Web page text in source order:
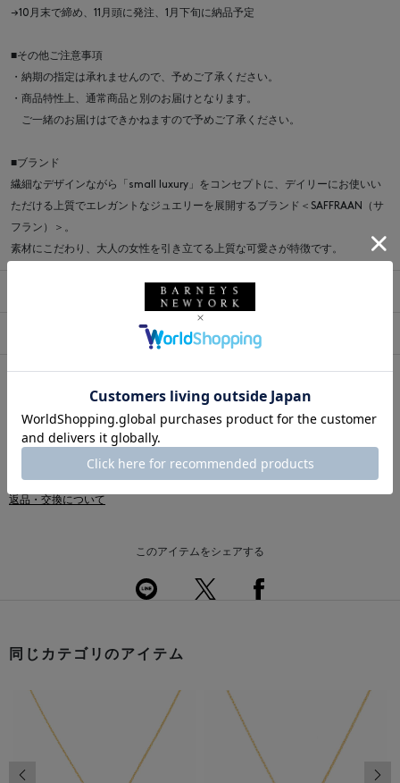
→10月末で締め、11月頭に発注、1月下旬に納品予定
■その他ご注意事項
・納期の指定は承れませんので、予めご了承ください。
・商品特性上、通常商品と別のお届けとなります。
ご一緒のお届けはできかねますので予めご了承ください。
■ブランド
繊細なデザインながら「small luxury」をコンセプトに、デイリーにお使いい
ただける上質でエレガントなジュエリーを展開するブランド＜SAFFRAAN（サ
フラン）＞。
素材にこだわり、大人の女性を引き立てる上質な可愛さが特徴です。
※採寸の詳細につきましては、サイズガイドをご覧ください。
送料について
返品・交換について
このアイテムをシェアする
同じカテゴリのアイテム
前の画像